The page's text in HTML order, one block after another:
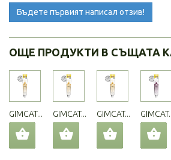
Бъдете първият написал отзив!
ОЩЕ ПРОДУКТИ В СЪЩАТА
GIMCAT... GIMCAT... GIMCAT...